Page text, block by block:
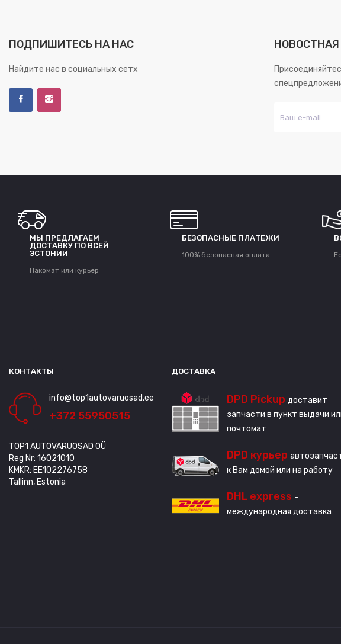
ПОДПИШИТЕСЬ НА НАС
Найдите нас в социальных сетх
МЫ ПРЕДЛАГАЕМ
ДОСТАВКУ ПО ВСЕЙ
ЭСТОНИИ
Пакомат или курьер
БЕЗОПАСНЫЕ ПЛАТЕЖИ
100% безопасная оплата
КОНТАКТЫ
info@top1autovaruosad.ee
+372 55950515
TOP1 AUTOVARUOSAD OÜ
Reg Nr: 16021010
KMKR: EE102276758
Tallinn, Estonia
ДОСТАВКА
DPD Pickup доставит
запчасти в пункт выдачи
почтомат
DPD курьер
к Вам домой или на работу
DHL express -
международная доставка